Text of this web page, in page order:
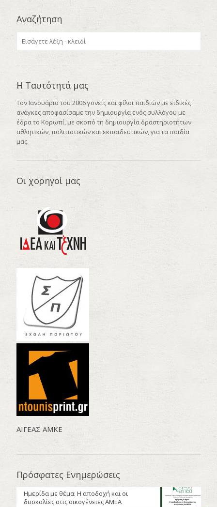
Αναζήτηση
Η Ταυτότητά μας
Τον Ιανουάριο του 2006 γονείς και φίλοι παιδιών με ειδικές
ανάγκες αποφασίσαμε την δημιουργία ενός συλλόγου με
έδρα το Κορωπί, με σκοπό τη δημιουργία δραστηριοτήτων
αθλητικών, πολιτιστικών και εκπαιδευτικών, για τα παιδία
μας.
Οι χορηγοί μας
AΙΓΕΑΣ ΑΜΚΕ
Πρόσφατες Ενημερώσεις
Ημερίδα με θέμα: Η αποδοχή και οι
δυσκολίες στις οικογένειες ΑΜΕΑ